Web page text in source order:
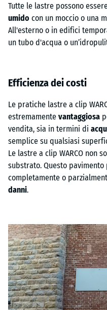
Tutte le lastre possono
umido con un moccio o una
All'esterno o in edifici
un tubo d'acqua o
Efficienza dei costi
Le pratiche lastre a clip
estremamente vantaggiosa
vendita, sia in termini di
semplice su qualsiasi
Le lastre a clip WARCO non
substrato. Questo
completamente o
danni.